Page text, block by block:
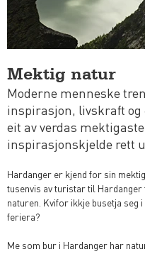
Mektig natur
Moderne menneske
inspirasjon, livskraft og
eit av verdas
inspirasjonskjelde rett
Hardanger er kjend for sin
tusenvis av turistar til
naturen. Kvifor ikkje busetja seg
feriera?
Me som bur i Hardanger har